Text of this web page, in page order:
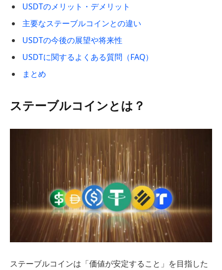
USDTのメリット・デメリット
主要なステーブルコインとの違い
USDTの今後の展望や将来性
USDTに関するよくある質問（FAQ）
まとめ
ステーブルコインとは？
ステーブルコインは「価値が安定すること」を目指した